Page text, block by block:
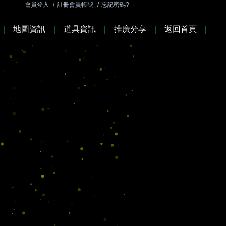
會員登入 / 註冊會員帳號 / 忘記密碼?